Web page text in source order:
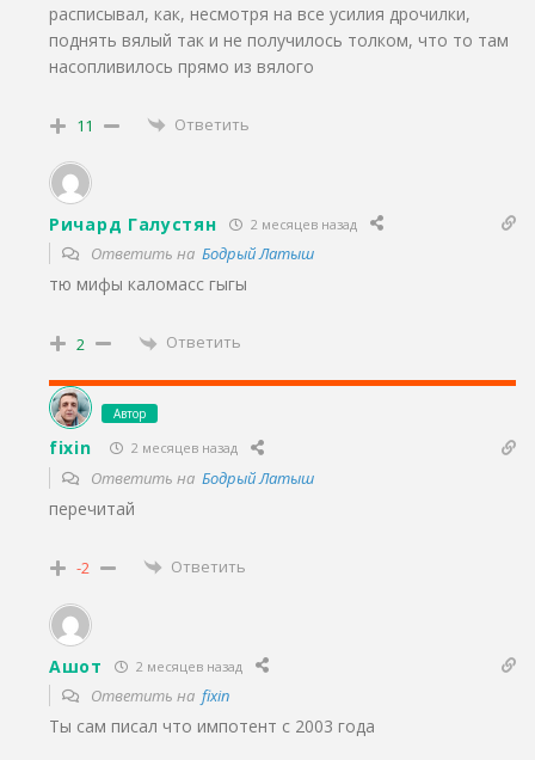
расписывал, как, несмотря на все усилия дрочилки,
поднять вялый так и не получилось толком, что то там
насопливилось прямо из вялого
11 Ответить
Ричард Галустян 2 месяцев назад
Ответить на Бодрый Латыш
тю мифы каломасс гыгы
2 Ответить
Автор
fixin 2 месяцев назад
Ответить на Бодрый Латыш
перечитай
-2 Ответить
Ашот 2 месяцев назад
Ответить на fixin
Ты сам писал что импотент с 2003 года